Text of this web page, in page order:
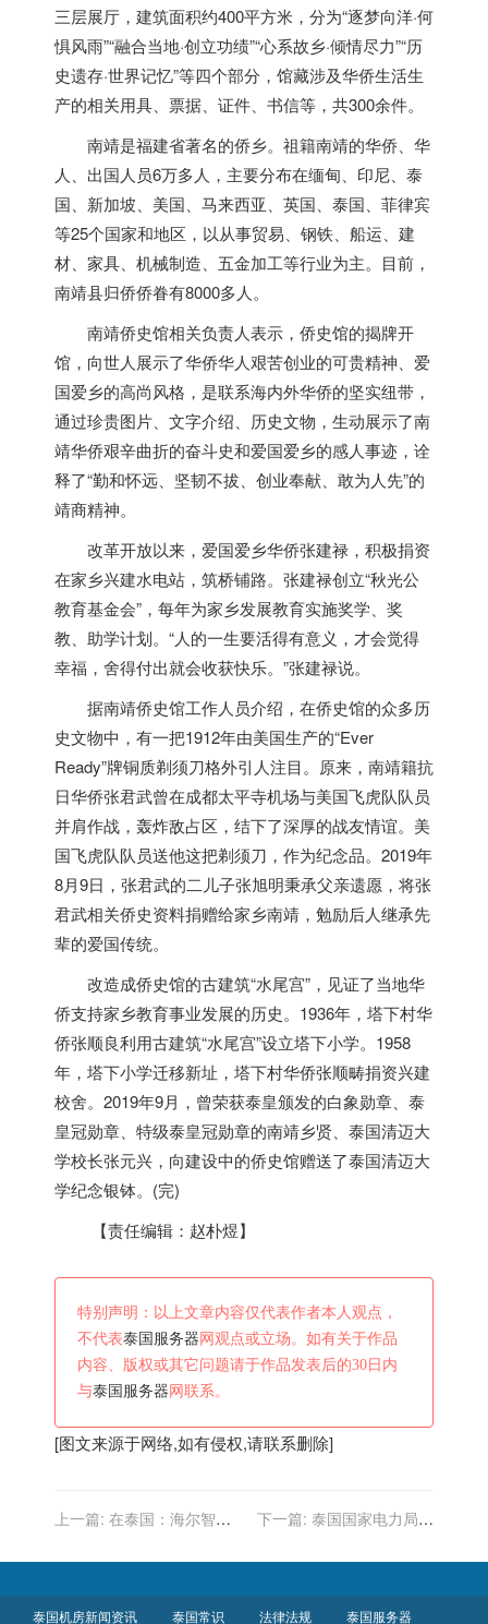
三层展厅，建筑面积约400平方米，分为“逐梦向洋·何
惧风雨”“融合当地·创立功绩”“心系故乡·倾情尽力”“历
史遗存·世界记忆”等四个部分，馆藏涉及华侨生活生
产的相关用具、票据、证件、书信等，共300余件。
南靖是福建省著名的侨乡。祖籍南靖的华侨、华
人、出国人员6万多人，主要分布在缅甸、印尼、 泰
国 、新加坡、美国、马来西亚、英国、泰国、菲律宾
等25个国家和地区，以从事贸易、钢铁、船运、建
材、家具、机械制造、五金加工等行业为主。目前，
南靖县归侨侨眷有8000多人。
南靖侨史馆相关负责人表示，侨史馆的揭牌开
馆，向世人展示了华侨华人艰苦创业的可贵精神、爱
国爱乡的高尚风格，是联系海内外华侨的坚实纽带，
通过珍贵图片、文字介绍、历史文物，生动展示了南
靖华侨艰辛曲折的奋斗史和爱国爱乡的感人事迹，诠
释了“勤和怀远、坚韧不拔、创业奉献、敢为人先”的
靖商精神。
改革开放以来，爱国爱乡华侨张建禄，积极捐资
在家乡兴建水电站，筑桥铺路。张建禄创立“秋光公
教育基金会”，每年为家乡发展教育实施奖学、奖
教、助学计划。“人的一生要活得有意义，才会觉得
幸福，舍得付出就会收获快乐。”张建禄说。
据南靖侨史馆工作人员介绍，在侨史馆的众多历
史文物中，有一把1912年由美国生产的“Ever
Ready”牌铜质剃须刀格外引人注目。原来，南靖籍抗
日华侨张君武曾在成都太平寺机场与美国飞虎队队员
并肩作战，轰炸敌占区，结下了深厚的战友情谊。美
国飞虎队队员送他这把剃须刀，作为纪念品。2019年
8月9日，张君武的二儿子张旭明秉承父亲遗愿，将张
君武相关侨史资料捐赠给家乡南靖，勉励后人继承先
辈的爱国传统。
改造成侨史馆的古建筑“水尾宫”，见证了当地华
侨支持家乡教育事业发展的历史。1936年，塔下村华
侨张顺良利用古建筑“水尾宫”设立塔下小学。1958
年，塔下小学迁移新址，塔下村华侨张顺畴捐资兴建
校舍。2019年9月，曾荣获泰皇颁发的白象勋章、泰
皇冠勋章、特级泰皇冠勋章的南靖乡贤、 泰国清迈大
学校长张元兴，向建设中的侨史馆赠送了泰国清迈大
学纪念银钵。(完)
【责任编辑： 赵朴煜】
特别声明：以上文章内容仅代表作者本人观点，
不代表泰国服务器 网观点或立场。如有关于作品
内容、版权或其它问题请于作品发表后的30日内
与泰国服务器 网联系。
[图文来源于网络,如有侵权,请联系删除]
上一篇: 在泰国：海尔智家
份额第一
下一篇: 泰国国家电力局电
复合架空地线更换的供应和
泰国机房新闻资讯 泰国常识 法律法规 泰国服务器